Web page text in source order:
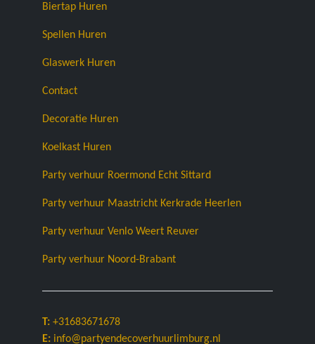
Biertap Huren
Spellen Huren
Glaswerk Huren
Contact
Decoratie Huren
Koelkast Huren
Party verhuur Roermond Echt Sittard
Party verhuur Maastricht Kerkrade Heerlen
Party verhuur Venlo Weert Reuver
Party verhuur Noord-Brabant
T: +31683671678
E: info@partyendecoverhuurlimburg.nl